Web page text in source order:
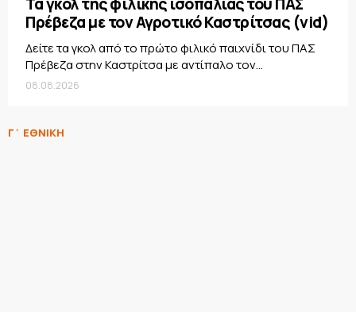
Τα γκολ της φιλικής ισοπαλίας του ΠΑΣ
Πρέβεζα με τον Αγροτικό Καστρίτσας (vid)
Δείτε τα γκολ από το πρώτο φιλικό παιχνίδι του ΠΑΣ
Πρέβεζα στην Καστρίτσα με αντίπαλο τον...
08.08.2026
Γ΄ ΕΘΝΙΚΗ